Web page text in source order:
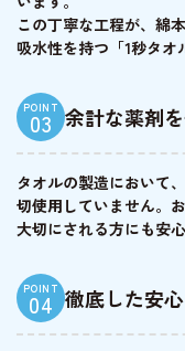
この丁寧な工程が、綿
吸水性を持つ「1秒タオ
POINT
03 余計な薬剤
タオルの製造において
切使用していません。
大切にされる方にも安
POINT
04 徹底した安